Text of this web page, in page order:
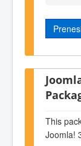
This
Joomla!